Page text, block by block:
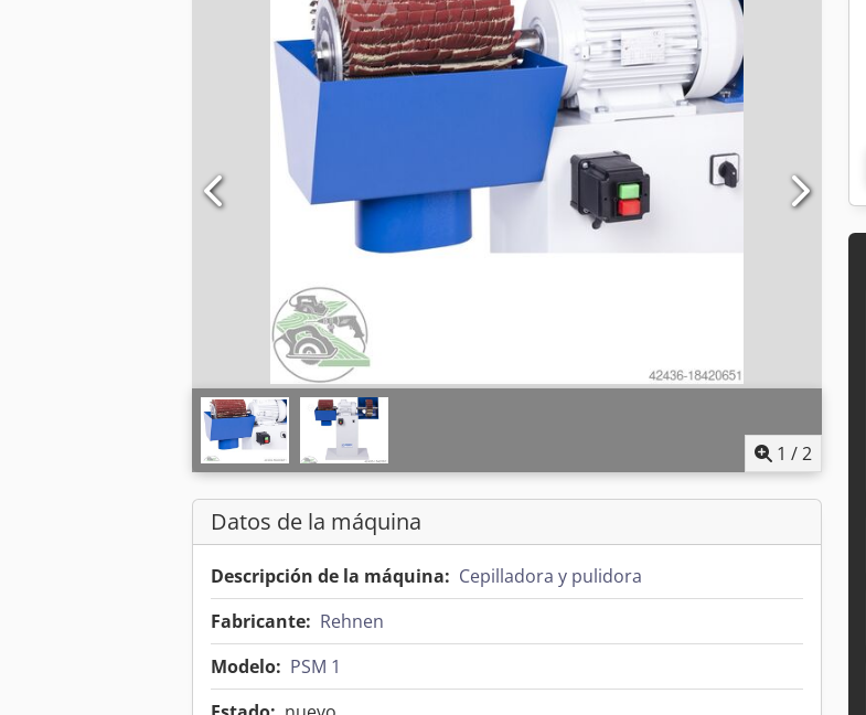
1 /2
Datos de la máquina
Descripción de la máquina: Cepilladora y pulidora
Fabricante: Rehnen
Modelo: PSM 1